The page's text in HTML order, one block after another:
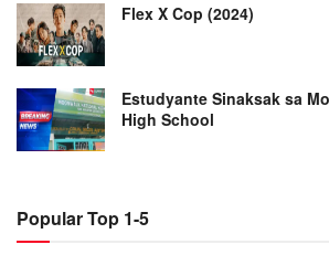
Flex X Cop (2024)
Estudyante Sinaksak sa
High School
Popular Top 1-5